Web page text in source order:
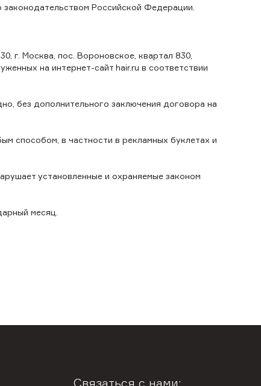
Российской Федерации.
г. Москва, пос. Вороновское, квартал 830,
на интернет-сайт hair.ru в соответствии
без дополнительного заключения договора на
способом, в частности в рекламных буклетах и
установленные и охраняемые законом
месяц.
Связаться с нами: